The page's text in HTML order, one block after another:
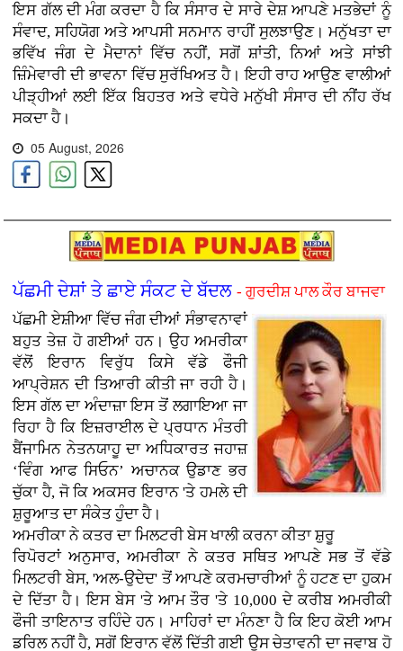
ਇਸ ਗੱਲ ਦੀ ਮੰਗ ਕਰਦਾ ਹੈ ਕਿ ਸੰਸਾਰ ਦੇ ਸਾਰੇ ਦੇਸ਼ ਆਪਣੇ ਮਤਭੇਦਾਂ ਨੂੰ
ਸੰਵਾਦ, ਸਹਿਯੋਗ ਅਤੇ ਆਪਸੀ ਸਨਮਾਨ ਰਾਹੀਂ ਸੁਲਝਾਉਣ। ਮਨੁੱਖਤਾ ਦਾ
ਭਵਿੱਖ ਜੰਗ ਦੇ ਮੈਦਾਨਾਂ ਵਿੱਚ ਨਹੀਂ, ਸਗੋਂ ਸ਼ਾਂਤੀ, ਨਿਆਂ ਅਤੇ ਸਾਂਝੀ
ਜ਼ਿੰਮੇਵਾਰੀ ਦੀ ਭਾਵਨਾ ਵਿੱਚ ਸੁਰੱਖਿਅਤ ਹੈ। ਇਹੀ ਰਾਹ ਆਉਣ ਵਾਲੀਆਂ
ਪੀੜ੍ਹੀਆਂ ਲਈ ਇੱਕ ਬਿਹਤਰ ਅਤੇ ਵਧੇਰੇ ਮਨੁੱਖੀ ਸੰਸਾਰ ਦੀ ਨੀਂਹ ਰੱਖ
ਸਕਦਾ ਹੈ।
05 August, 2026
ਪੱਛਮੀ ਦੇਸ਼ਾਂ ਤੇ ਛਾਏ ਸੰਕਟ ਦੇ ਬੱਦਲ- ਗੁਰਦੀਸ਼ ਪਾਲ ਕੌਰ ਬਾਜਵਾ
ਪੱਛਮੀ ਏਸ਼ੀਆ ਵਿੱਚ ਜੰਗ ਦੀਆਂ ਸੰਭਾਵਨਾਵਾਂ
ਬਹੁਤ ਤੇਜ਼ ਹੋ ਗਈਆਂ ਹਨ। ਉਹ ਅਮਰੀਕਾ
ਵੱਲੋਂ ਇਰਾਨ ਵਿਰੁੱਧ ਕਿਸੇ ਵੱਡੇ ਫੌਜੀ
ਆਪ੍ਰੇਸ਼ਨ ਦੀ ਤਿਆਰੀ ਕੀਤੀ ਜਾ ਰਹੀ ਹੈ।
ਇਸ ਗੱਲ ਦਾ ਅੰਦਾਜ਼ਾ ਇਸ ਤੋਂ ਲਗਾਇਆ ਜਾ
ਰਿਹਾ ਹੈ ਕਿ ਇਜ਼ਰਾਈਲ ਦੇ ਪ੍ਰਧਾਨ ਮੰਤਰੀ
ਬੈਂਜਾਮਿਨ ਨੇਤਨਯਾਹੂ ਦਾ ਅਧਿਕਾਰਤ ਜਹਾਜ਼
‘ਵਿੰਗ ਆਫ ਸਿਓਨ’ ਅਚਾਨਕ ਉਡਾਣ ਭਰ
ਚੁੱਕਾ ਹੈ, ਜੋ ਕਿ ਅਕਸਰ ਇਰਾਨ 'ਤੇ ਹਮਲੇ ਦੀ
ਸ਼ੁਰੂਆਤ ਦਾ ਸੰਕੇਤ ਹੁੰਦਾ ਹੈ।
ਅਮਰੀਕਾ ਨੇ ਕਤਰ ਦਾ ਮਿਲਟਰੀ ਬੇਸ ਖਾਲੀ ਕਰਨਾ ਕੀਤਾ ਸ਼ੁਰੂ
ਰਿਪੋਰਟਾਂ ਅਨੁਸਾਰ, ਅਮਰੀਕਾ ਨੇ ਕਤਰ ਸਥਿਤ ਆਪਣੇ ਸਭ ਤੋਂ ਵੱਡੇ
ਮਿਲਟਰੀ ਬੇਸ, 'ਅਲ-ਉਦੇਦ' ਤੋਂ ਆਪਣੇ ਕਰਮਚਾਰੀਆਂ ਨੂੰ ਹਟਣ ਦਾ ਹੁਕਮ
ਦੇ ਦਿੱਤਾ ਹੈ। ਇਸ ਬੇਸ 'ਤੇ ਆਮ ਤੌਰ 'ਤੇ 10,000 ਦੇ ਕਰੀਬ ਅਮਰੀਕੀ
ਫੌਜੀ ਤਾਇਨਾਤ ਰਹਿੰਦੇ ਹਨ। ਮਾਹਿਰਾਂ ਦਾ ਮੰਨਣਾ ਹੈ ਕਿ ਇਹ ਕੋਈ ਆਮ
ਡਰਿਲ ਨਹੀਂ ਹੈ, ਸਗੋਂ ਇਰਾਨ ਵੱਲੋਂ ਦਿੱਤੀ ਗਈ ਉਸ ਚੇਤਾਵਨੀ ਦਾ ਜਵਾਬ ਹੋ